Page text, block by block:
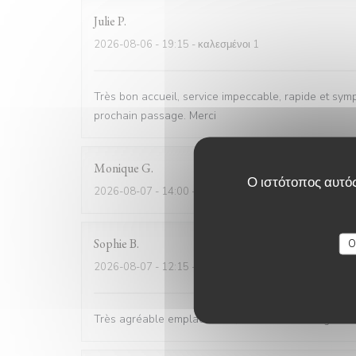
Ο ιστότοπος
JulieP
2026-08-06 - 19:15 - καλεσμένοι 1
Très bon accueil, service impeccable, rapide et
prochain passage. Merci
Monique G
2026-08-07 - 14:00 - καλεσμένοι 6
SophieB
2026-08-07 - 12:15 - καλεσμένοι 4
Très agréable emplacement, nous avons mangé